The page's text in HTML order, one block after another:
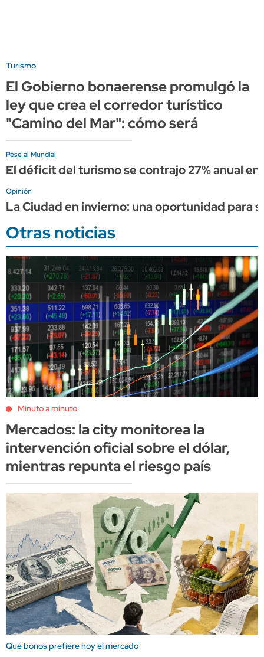
Turismo
El Gobierno bonaerense promulgó la
ley que crea el corredor turístico
"Camino del Mar": cómo será
Pese al Mundial
El déficit del turismo se contrajo 27% anual
Opinión
La Ciudad en invierno: una oportunidad para
Otras noticias
Minuto a minuto
Mercados: la city monitorea la
intervención oficial sobre el dólar,
mientras repunta el riesgo país
Qué bonos prefiere hoy el mercado